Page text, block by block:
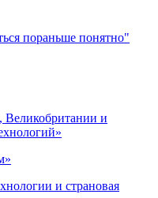
пораньше понятно"
и
и страновая